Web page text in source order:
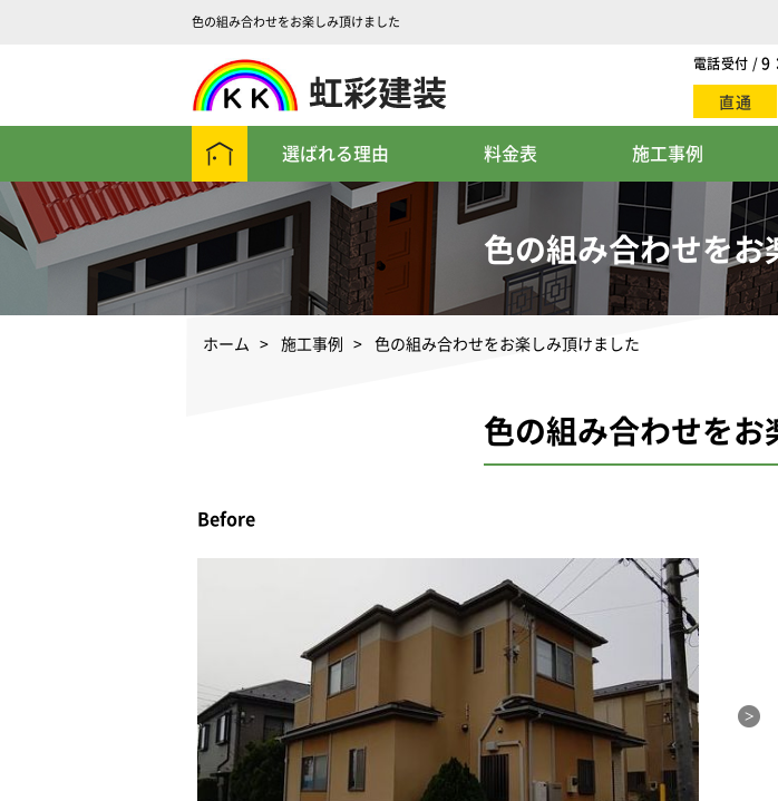
色の組み合わせをお楽しみ頂けました
電話受付 /9
直通
選ばれる理由 料金表 施工事例
色の組み合わせをお
ホーム > 施工事例 > 色の組み合わせをお楽しみ頂けました
色の組み合わせをお
Before